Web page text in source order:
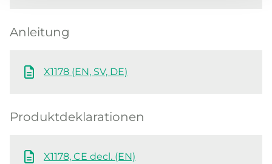
Anleitung
X1178 (EN, SV, DE)
Produktdeklarationen
X1178, CE decl. (EN)